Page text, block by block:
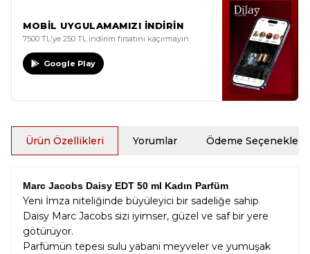
MOBİL UYGULAMAMIZI İNDİRİN
7500 TL'ye 250 TL indirim fırsatını kaçırmayın
Google Play
Ürün Özellikleri Yorumlar Ödeme Seçenekleri
Marc Jacobs Daisy EDT 50 ml Kadın Parfüm
Yeni İmza niteliğinde büyüleyici bir sadeliğe sahip
Daisy Marc Jacobs sizi iyimser, güzel ve saf bir yere
götürüyor.
Parfümün tepesi sulu yabani meyveler ve yumuşak